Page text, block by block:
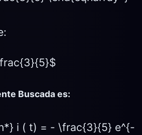
Buscada es:
i ( t) = - \frac{3}{5} e^{-